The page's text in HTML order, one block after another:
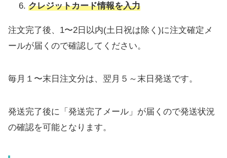
クレジットカード情報を入力
注文完了後、1〜2日以内(土日祝は除く)に注文確定メ
ールが届くので確認してください。
毎月１〜末日注文分は、翌月５～末日発送です。
発送完了後に「発送完了メール」が届くので発送状況
の確認を可能となります。